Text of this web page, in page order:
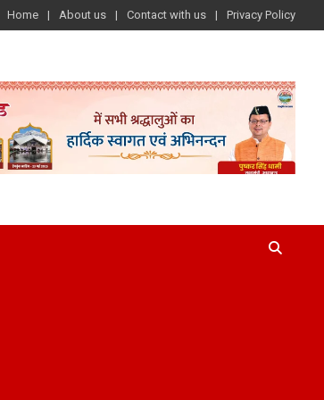
Home About us Contact with us Privacy Policy